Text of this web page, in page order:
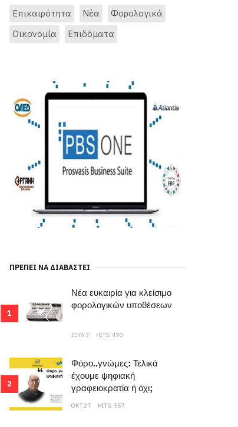
Επικαιρότητα Νέα
Φορολογικά
Οικονομία
Επιδόματα
ΠΡΈΠΕΙ ΝΑ ΔΙΑΒΑΣΤΕΊ
1
Νέα ευκαιρία για κλείσιμο
φορολογικών υποθέσεων
ΙΟΥΛ 3 HITS: 470
2
Φόρο..γνώμες: Τελικά
έχουμε ψηφιακή
γραφειοκρατία ή όχι;
ΟΚΤ 27 HITS: 557